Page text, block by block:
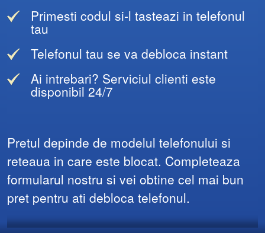
Primesti codul si-l tasteazi in telefonul
tau
Telefonul tau se va debloca instant
Ai intrebari? Serviciul clienti este
disponibil 24/7
Pretul depinde de modelul telefonului si
reteaua in care este blocat. Completeaza
formularul nostru si vei obtine cel mai bun
pret pentru ati debloca telefonul.